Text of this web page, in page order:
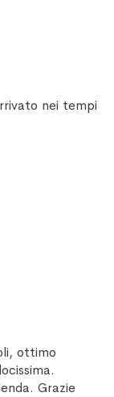
nei tempi
ottimo
Grazie